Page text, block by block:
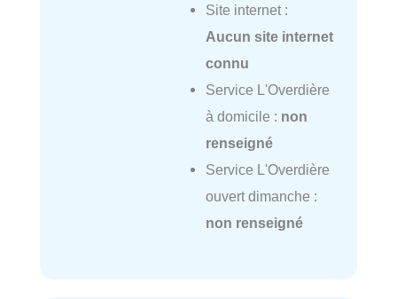
Site internet :
Aucun site internet
connu
Service L'Overdière
à domicile : non
renseigné
Service L'Overdière
ouvert dimanche :
non renseigné